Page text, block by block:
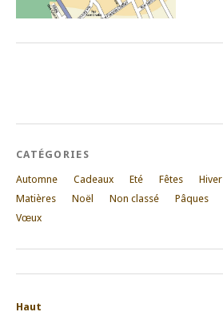
CATÉGORIES
Automne Cadeaux Eté Fêtes Hiver
Matières
Noël Non classé Pâques
Vœux
Haut